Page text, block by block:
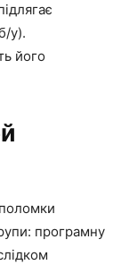
у).
його
програмну